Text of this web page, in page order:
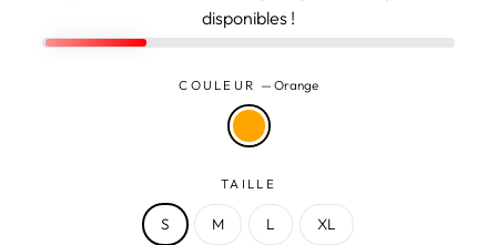
disponibles !
COULEUR — Orange
TAILLE
S M L XL